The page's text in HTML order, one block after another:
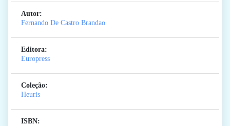
Autor:
Fernando De Castro Brandao
Editora:
Europress
Coleção:
Heuris
ISBN: